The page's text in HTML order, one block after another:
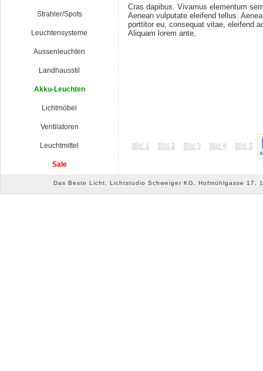
Strahler/Spots
Leuchtensysteme
Aussenleuchten
Landhausstil
Akku-Leuchten
Lichtmöbel
Ventilatoren
Leuchtmittel
Sale
Cras dapibus. Vivamus elementum
Aenean vulputate eleifend tellus.
porttitor eu, consequat vitae, eleifend
Aliquam lorem ante,
Das Beste Licht, Lichtstudio Schweiger KG, Hofmühlgasse